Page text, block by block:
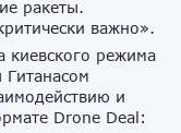
ракеты.
важно».
киевского режима
Гитанасом
и
Drone Deal: